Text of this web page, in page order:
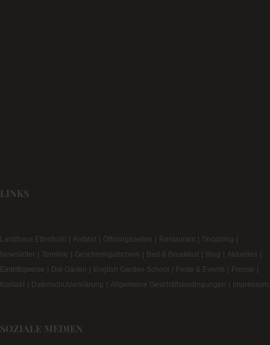
LINKS
Landhaus Ettenbühl Anfahrt Öffnungszeiten Restaurant
Shopping
Newsletter
Termine Geschenkgutschein Bed & Breakfast Blog
Aktuelles
Eintrittspreise
Die Gärten English Garden School Feste & Events
Presse
Kontakt
Datenschutzerklärung Allgemeine Geschäftsbedingungen Impressum
SOZIALE MEDIEN